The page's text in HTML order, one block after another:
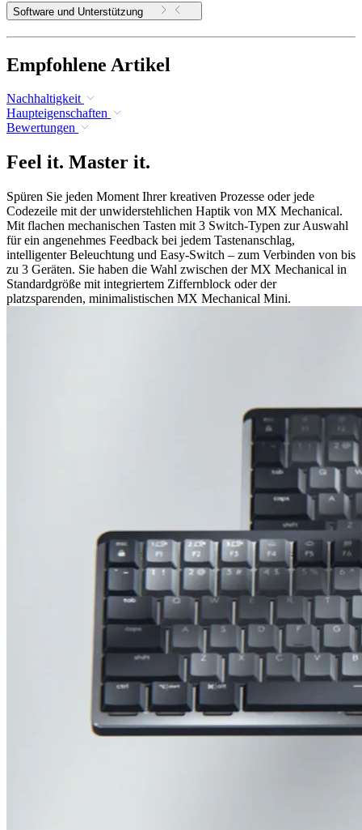
Software und Unterstützung
Empfohlene Artikel
Nachhaltigkeit
Haupteigenschaften
Bewertungen
Feel it. Master it.
Spüren Sie jeden Moment Ihrer kreativen Prozesse oder jede
Codezeile mit der unwiderstehlichen Haptik von MX Mechanical.
Mit flachen mechanischen Tasten mit 3 Switch-Typen zur Auswahl
für ein angenehmes Feedback bei jedem Tastenanschlag,
intelligenter Beleuchtung und Easy-Switch – zum Verbinden von bis
zu 3 Geräten. Sie haben die Wahl zwischen der MX Mechanical in
Standardgröße mit integriertem Ziffernblock oder der
platzsparenden, minimalistischen MX Mechanical Mini.